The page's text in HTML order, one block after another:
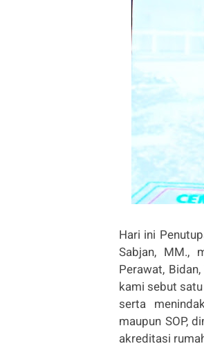
Hari ini
Sabjan, MM.,
Perawat,
kami sebut
serta
maupun SOP,
akreditasi